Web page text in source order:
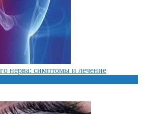
нерва: симптомы и лечение